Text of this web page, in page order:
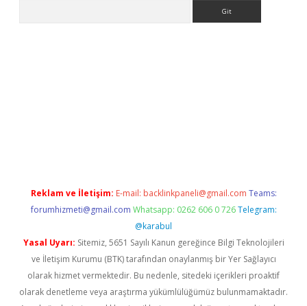
Reklam ve İletişim: E-mail: backlinkpaneli@gmail.com Teams:
forumhizmeti@gmail.com Whatsapp: 0262 606 0 726 Telegram:
@karabul
Yasal Uyarı: Sitemiz, 5651 Sayılı Kanun gereğince Bilgi Teknolojileri
ve İletişim Kurumu (BTK) tarafından onaylanmış bir Yer Sağlayıcı
olarak hizmet vermektedir. Bu nedenle, sitedeki içerikleri proaktif
olarak denetleme veya araştırma yükümlülüğümüz bulunmamaktadır.